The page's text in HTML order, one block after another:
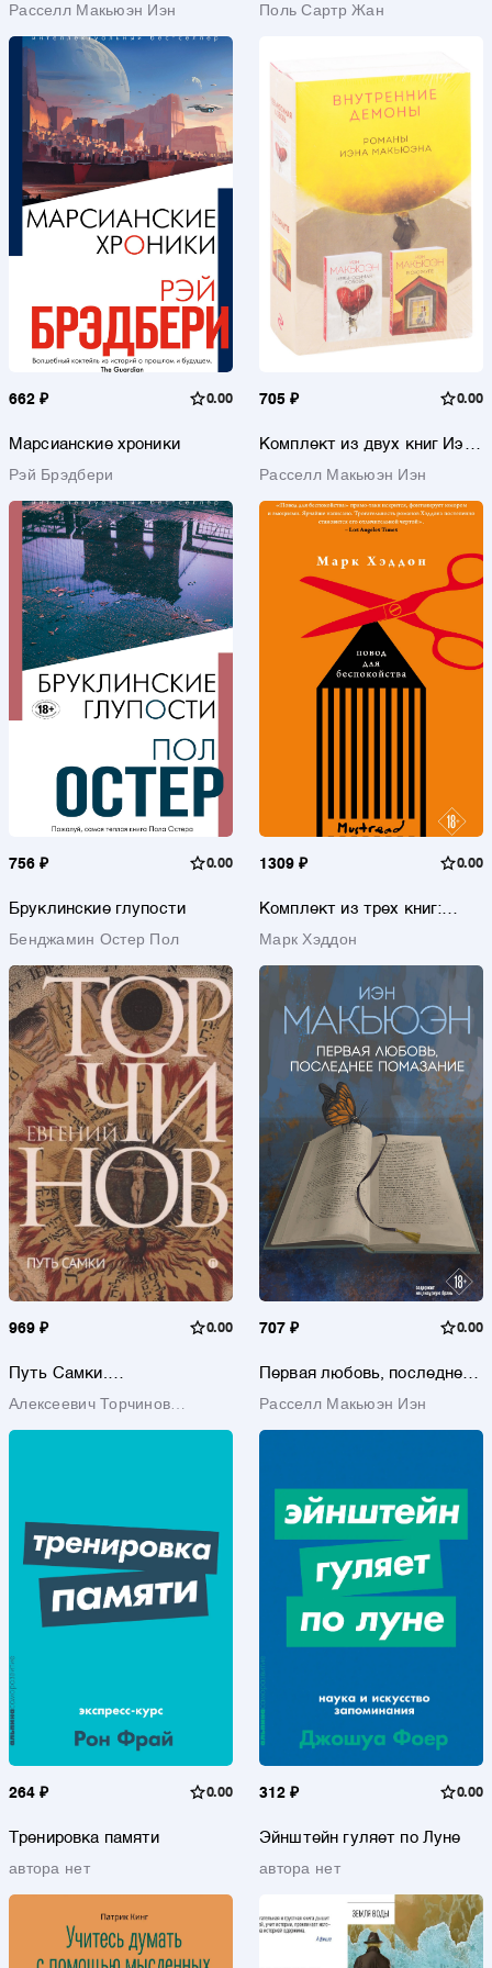
Расселл Макьюэн Иэн Поль Сартр Жан
662 ₽ 0.00
Марсианские хроники
Рэй Брэдбери
705 ₽ 0.00
Комплект из двух книг Иэна
любовь + В скорлупе
Расселл Макьюэн Иэн
756 ₽ 0.00
Бруклинские глупости
Бенджамин Остер Пол
1309 ₽ 0.00
Комплект из трех книг:
Линкольн в бардо + Повод
Марк Хэддон
969 ₽ 0.00
Путь Самки.
Алексеевич Торчинов
707 ₽ 0.00
Первая любовь, последнее
Расселл Макьюэн Иэн
264 ₽ 0.00
Тренировка памяти
автора нет
312 ₽ 0.00
Эйнштейн гуляет по Луне
автора нет